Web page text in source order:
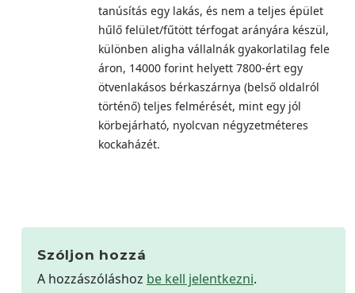
tanúsítás egy lakás, és nem a teljes épület
hűlő felület/fűtött térfogat arányára készül,
különben aligha vállalnák gyakorlatilag fele
áron, 14000 forint helyett 7800-ért egy
ötvenlakásos bérkaszárnya (belső oldalról
történő) teljes felmérését, mint egy jól
körbejárható, nyolcvan négyzetméteres
kockaházét.
Szóljon hozzá
A hozzászóláshoz be kell jelentkezni.